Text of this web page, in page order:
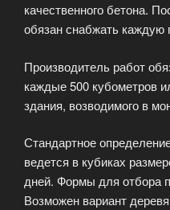
качественного бетона.
обязан снабжать каждую
Производитель работ
каждые 500 кубометров
здания, возводимого в
Стандартное
ведется в кубиках
дней. Формы для отбора
Возможен вариант